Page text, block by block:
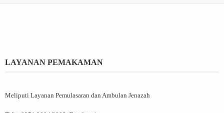
LAYANAN PEMAKAMAN
Meliputi Layanan Pemulasaran dan Ambulan Jenazah